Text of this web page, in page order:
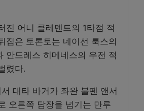
진 어니 클레멘트의 1타점 적
집은 토론토는 네이선 룩스의
안드레스 히메네스의 우전 적
렸다.
대타 바거가 좌완 불펜 앤서
오른쪽 담장을 넘기는 만루